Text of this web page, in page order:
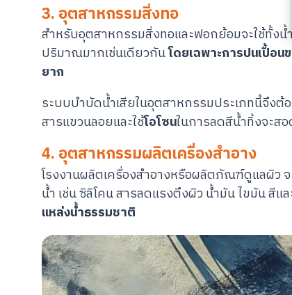
3. อุตสาหกรรมสิ่งทอ
สำหรับอุตสาหกรรมสิ่งทอและฟอกย้อมจะใช้ทั้ง
ปริมาณมากเช่นเดียวกันโดยเฉพาะการปนเปื้อ
ยาก
ระบบบำบัดน้ำเสียในอุตสาหกรรมประเภทนี้จึงต้
สารแขวนลอยและใช้โอโซนในการลดสีน้ำทิ้งจะส
4. อุตสาหกรรมผลิตเครื่องสำอาง
โรงงานผลิตเครื่องสำอางหรือผลิตภัณฑ์ดูแลผิว
น้ำ เช่น ซิลิโคน สารลดแรงตึงผิว น้ำมัน ไขมัน สี
แหล่งน้ำธรรมชาติ